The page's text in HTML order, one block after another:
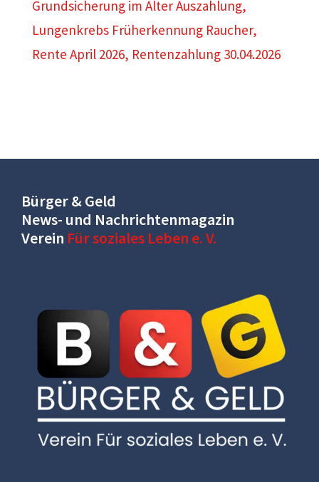
Grundsicherung im Alter Auszahlung,
Lungenkrebs Früherkennung Raucher,
Rente April 2026, Rentenzahlung 30.04.2026
Bürger & Geld
News- und Nachrichtenmagazin
Verein Für soziales Leben e. V.